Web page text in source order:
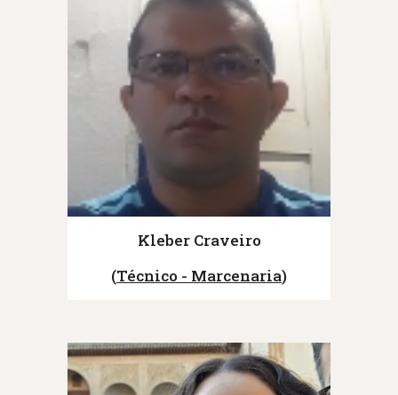
Kleber Craveiro
(Técnico - Marcenaria)